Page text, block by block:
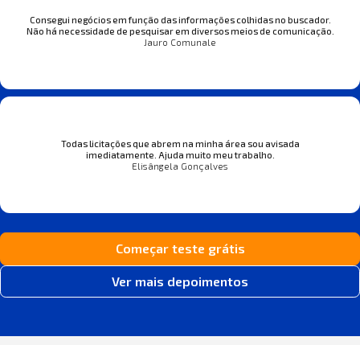
Consegui negócios em função das informações colhidas no buscador.
Não há necessidade de pesquisar em diversos meios de comunicação.
Jauro Comunale
Todas licitações que abrem na minha área sou avisada
imediatamente. Ajuda muito meu trabalho.
Elisângela Gonçalves
Começar teste grátis
Ver mais depoimentos